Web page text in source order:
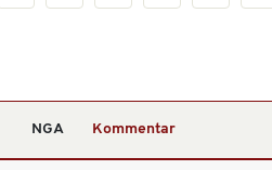
NGA Kommentar